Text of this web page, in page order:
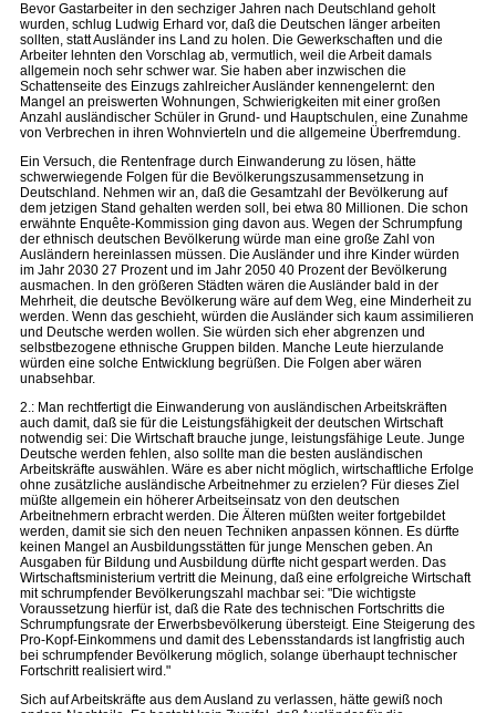
Bevor Gastarbeiter in den sechziger Jahren nach Deutschland geholt
wurden, schlug Ludwig Erhard vor, daß die Deutschen länger arbeiten
sollten, statt Ausländer ins Land zu holen. Die Gewerkschaften und die
Arbeiter lehnten den Vorschlag ab, vermutlich, weil die Arbeit damals
allgemein noch sehr schwer war. Sie haben aber inzwischen die
Schattenseite des Einzugs zahlreicher Ausländer kennengelernt: den
Mangel an preiswerten Wohnungen, Schwierigkeiten mit einer großen
Anzahl ausländischer Schüler in Grund- und Hauptschulen, eine Zunahme
von Verbrechen in ihren Wohnvierteln und die allgemeine Überfremdung.
Ein Versuch, die Rentenfrage durch Einwanderung zu lösen, hätte
schwerwiegende Folgen für die Bevölkerungszusammensetzung in
Deutschland. Nehmen wir an, daß die Gesamtzahl der Bevölkerung auf
dem jetzigen Stand gehalten werden soll, bei etwa 80 Millionen. Die schon
erwähnte Enquête-Kommission ging davon aus. Wegen der Schrumpfung
der ethnisch deutschen Bevölkerung würde man eine große Zahl von
Ausländern hereinlassen müssen. Die Ausländer und ihre Kinder würden
im Jahr 2030 27 Prozent und im Jahr 2050 40 Prozent der Bevölkerung
ausmachen. In den größeren Städten wären die Ausländer bald in der
Mehrheit, die deutsche Bevölkerung wäre auf dem Weg, eine Minderheit zu
werden. Wenn das geschieht, würden die Ausländer sich kaum assimilieren
und Deutsche werden wollen. Sie würden sich eher abgrenzen und
selbstbezogene ethnische Gruppen bilden. Manche Leute hierzulande
würden eine solche Entwicklung begrüßen. Die Folgen aber wären
unabsehbar.
2.: Man rechtfertigt die Einwanderung von ausländischen Arbeitskräften
auch damit, daß sie für die Leistungsfähigkeit der deutschen Wirtschaft
notwendig sei: Die Wirtschaft brauche junge, leistungsfähige Leute. Junge
Deutsche werden fehlen, also sollte man die besten ausländischen
Arbeitskräfte auswählen. Wäre es aber nicht möglich, wirtschaftliche Erfolge
ohne zusätzliche ausländische Arbeitnehmer zu erzielen? Für dieses Ziel
müßte allgemein ein höherer Arbeitseinsatz von den deutschen
Arbeitnehmern erbracht werden. Die Älteren müßten weiter fortgebildet
werden, damit sie sich den neuen Techniken anpassen können. Es dürfte
keinen Mangel an Ausbildungsstätten für junge Menschen geben. An
Ausgaben für Bildung und Ausbildung dürfte nicht gespart werden. Das
Wirtschaftsministerium vertritt die Meinung, daß eine erfolgreiche Wirtschaft
mit schrumpfender Bevölkerungszahl machbar sei: "Die wichtigste
Voraussetzung hierfür ist, daß die Rate des technischen Fortschritts die
Schrumpfungsrate der Erwerbsbevölkerung übersteigt. Eine Steigerung des
Pro-Kopf-Einkommens und damit des Lebensstandards ist langfristig auch
bei schrumpfender Bevölkerung möglich, solange überhaupt technischer
Fortschritt realisiert wird."
Sich auf Arbeitskräfte aus dem Ausland zu verlassen, hätte gewiß noch